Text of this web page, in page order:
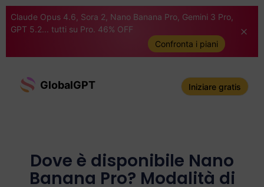
Claude Opus 4.6, Sora 2, Nano Banana Pro, Gemini 3 Pro,
GPT 5.2... tutti su Pro. 46% OFF
Confronta i piani
GlobalGPT Iniziare gratis
Dove è disponibile Nano
Banana Pro? Modalità di